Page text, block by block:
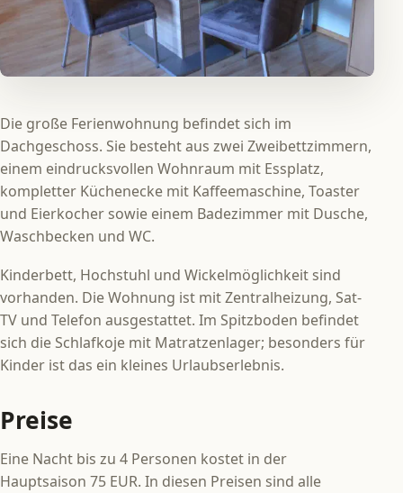
Die große Ferienwohnung befindet sich im
Dachgeschoss. Sie besteht aus zwei Zweibettzimmern,
einem eindrucksvollen Wohnraum mit Essplatz,
kompletter Küchenecke mit Kaffeemaschine, Toaster
und Eierkocher sowie einem Badezimmer mit Dusche,
Waschbecken und WC.
Kinderbett, Hochstuhl und Wickelmöglichkeit sind
vorhanden. Die Wohnung ist mit Zentralheizung, Sat-
TV und Telefon ausgestattet. Im Spitzboden befindet
sich die Schlafkoje mit Matratzenlager; besonders für
Kinder ist das ein kleines Urlaubserlebnis.
Preise
Eine Nacht bis zu 4 Personen kostet in der
Hauptsaison 75 EUR. In diesen Preisen sind alle